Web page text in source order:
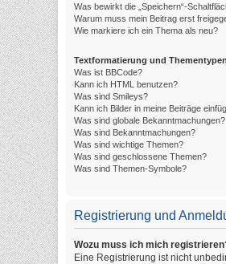
Was bewirkt die „Speichern“-
Warum muss mein Beitrag erst
Wie markiere ich ein Thema als neu?
Textformatierung und Thementypen
Was ist BBCode?
Kann ich HTML benutzen?
Was sind Smileys?
Kann ich Bilder in meine Beiträge
Was sind globale Bekanntmachungen?
Was sind Bekanntmachungen?
Was sind wichtige Themen?
Was sind geschlossene Themen?
Was sind Themen-Symbole?
Registrierung und
Wozu muss ich mich
Eine Registrierung ist nicht